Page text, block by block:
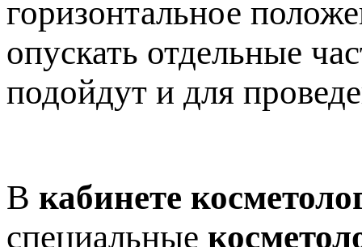
горизонтальное
опускать отдельные
подойдут и для
В кабинете
специальные